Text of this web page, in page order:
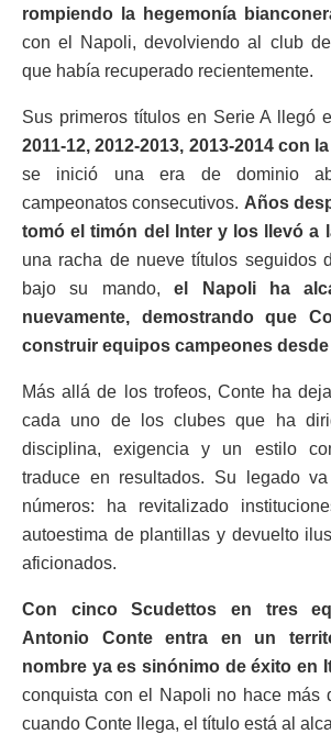
rompiendo la hegemonía
con el Napoli, devolviendo al club
que había recuperado recientemente.
Sus primeros títulos en Serie A llegó
2011-12, 2012-2013, 2013-2014 con
se inició una era de dominio
campeonatos consecutivos. Años
tomó el timón del Inter y los llevó a
una racha de nueve títulos seguidos
bajo su mando,el Napoli ha
nuevamente, demostrando que
construir equipos campeones desde
Más allá de los trofeos, Conte ha
cada uno de los clubes que ha
disciplina, exigencia y un estilo
traduce en resultados. Su legado
números: ha revitalizado
autoestima de plantillas y devuelto
aficionados.
Con cinco Scudettos en tres
Antonio Conte entra en un
nombre ya es sinónimo de éxito en
conquista con el Napoli no hace más
cuando Conte llega, el título está al